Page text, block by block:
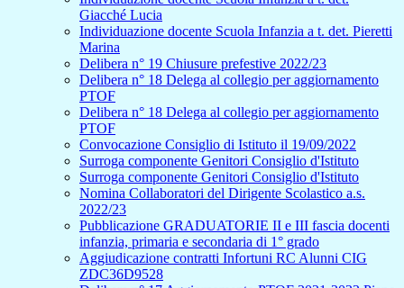
Giacché Lucia
Individuazione docente Scuola Infanzia a t. det. Pieretti
Marina
Delibera n° 19 Chiusure prefestive 2022/23
Delibera n° 18 Delega al collegio per aggiornamento
PTOF
Delibera n° 18 Delega al collegio per aggiornamento
PTOF
Convocazione Consiglio di Istituto il 19/09/2022
Surroga componente Genitori Consiglio d'Istituto
Surroga componente Genitori Consiglio d'Istituto
Nomina Collaboratori del Dirigente Scolastico a.s.
2022/23
Pubblicazione GRADUATORIE II e III fascia docenti
infanzia, primaria e secondaria di 1° grado
Aggiudicazione contratti Infortuni RC Alunni CIG
ZDC36D9528